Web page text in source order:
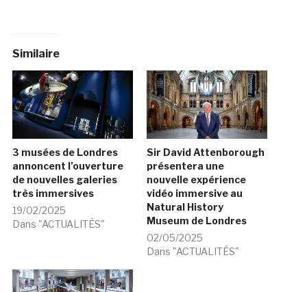
Similaire
3 musées de Londres
annoncent l’ouverture
de nouvelles galeries
très immersives
19/02/2025
Dans "ACTUALITÉS"
Sir David Attenborough
présentera une
nouvelle expérience
vidéo immersive au
Natural History
Museum de Londres
02/05/2025
Dans "ACTUALITÉS"